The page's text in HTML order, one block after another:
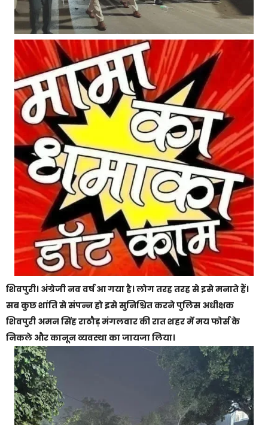
शिवपुरी। अंग्रेजी नव वर्ष आ गया है। लोग तरह तरह से इसे मनाते हैं।
सब कुछ शांति से संपन्न हो इसे सुनिश्चित करने पुलिस अधीक्षक
शिवपुरी अमन सिंह राठौड़ मंगलवार की रात शहर में मय फोर्स के
निकले और कानून व्यवस्था का जायजा लिया।